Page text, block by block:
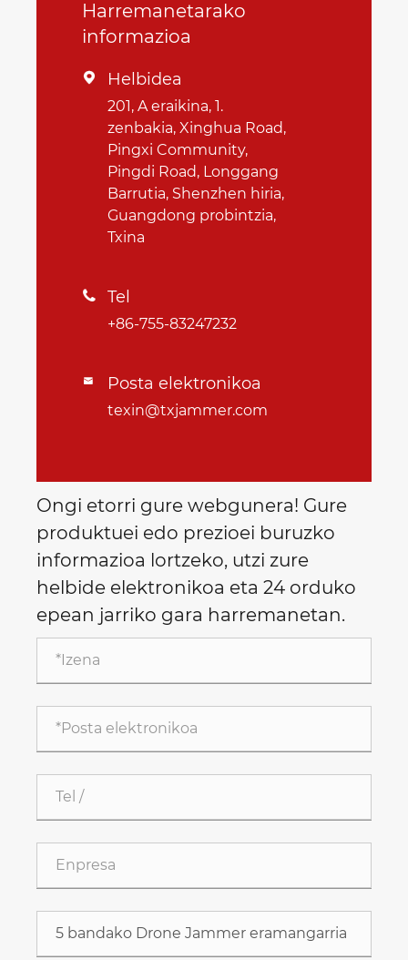
Harremanetarako
informazioa
 Helbidea
201, A eraikina, 1.
zenbakia, Xinghua Road,
Pingxi Community,
Pingdi Road, Longgang
Barrutia, Shenzhen hiria,
Guangdong probintzia,
Txina
 Tel
+86-755-83247232
 Posta elektronikoa
texin@txjammer.com
Ongi etorri gure webgunera! Gure
produktuei edo prezioei buruzko
informazioa lortzeko, utzi zure
helbide elektronikoa eta 24 orduko
epean jarriko gara harremanetan.